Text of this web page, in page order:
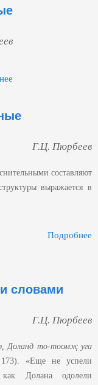
Г.Ц. Пюрбеев
составляют
выражается в
Подробнее
словами
Г.Ц. Пюрбеев
Доланд то-тоомҗ уга
«Еще не успели
Долана одолели